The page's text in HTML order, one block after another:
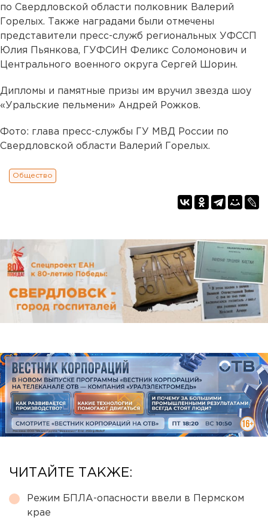
по Свердловской области полковник Валерий
Горелых. Также наградами были отмечены
представители пресс-служб региональных УФССП
Юлия Пьянкова, ГУФСИН Феликс Соломонович и
Центрального военного округа Сергей Шорин.
Дипломы и памятные призы им вручил звезда шоу
«Уральские пельмени» Андрей Рожков.
Фото: глава пресс-службы ГУ МВД России по
Свердловской области Валерий Горелых.
Общество
ЧИТАЙТЕ ТАКЖЕ:
Режим БПЛА-опасности ввели в Пермском
крае